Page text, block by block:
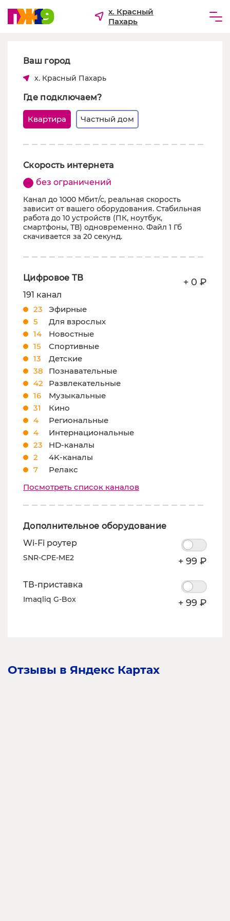
х. Красный
Пахарь
Бизнесу
О компании
Ваш город
х. Красный Пахарь
Где подключаем?
Квартира Частный дом
Скорость интернета
без ограничений
Канал до 1000 Мбит/с, реальная скорость
зависит от вашего оборудования. Стабильная
работа до 10 устройств (ПК, ноутбук,
смартфоны, ТВ) одновременно. Файл 1 Гб
скачивается за 20 секунд.
Цифровое ТВ + 0 ₽
191 канал
23
Эфирные
5
Для взрослых
14
Новостные
15
Спортивные
13
Детские
38
Познавательные
42
Развлекательные
16
Музыкальные
31
Кино
4
Региональные
4
Интернациональные
23
HD-каналы
2
4K-каналы
7
Релакс
Посмотреть список каналов
Дополнительное оборудование
Wi-Fi роутер
SNR-CPE-ME2 + 99 ₽
ТВ-приставка
Imaqliq G-Box + 99 ₽
Отзывы в Яндекс Картах